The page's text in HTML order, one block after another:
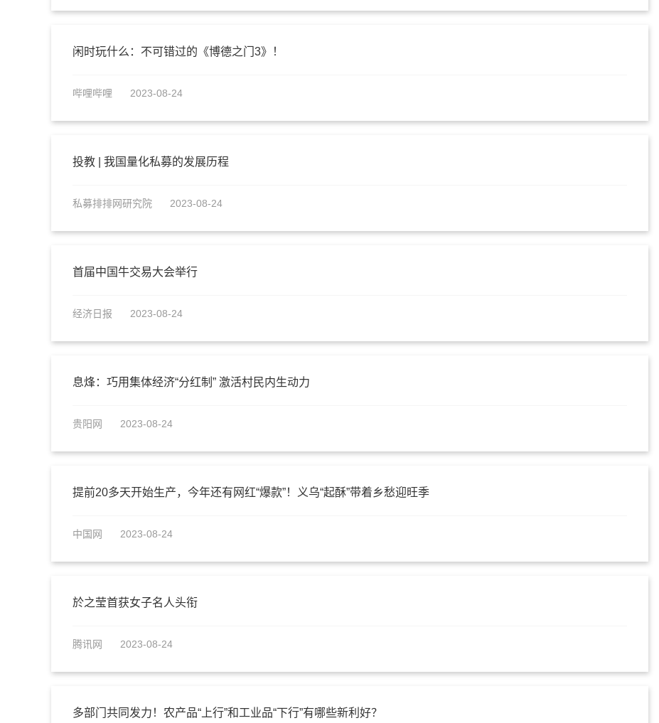
闲时玩什么：不可错过的《博德之门3》！
哔哩哔哩 2023-08-24
投教 | 我国量化私募的发展历程
私募排排网研究院 2023-08-24
首届中国牛交易大会举行
经济日报 2023-08-24
息烽：巧用集体经济“分红制” 激活村民内生动力
贵阳网 2023-08-24
提前20多天开始生产，今年还有网红“爆款”！义乌“起酥”带着乡愁迎旺季
中国网 2023-08-24
於之莹首获女子名人头衔
腾讯网 2023-08-24
多部门共同发力！农产品“上行”和工业品“下行”有哪些新利好？